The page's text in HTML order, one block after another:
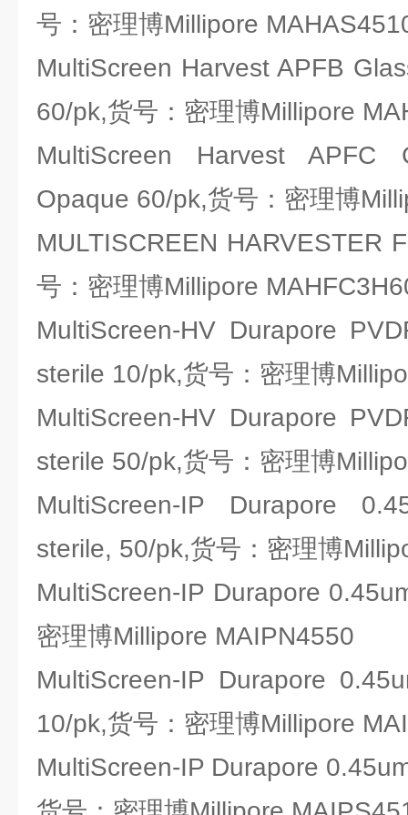
号：密理博Millipore
MultiScreen Harvest APFB
60/pk,货号：密理博Millipore
MultiScreen Harvest APFC
Opaque 60/pk,货号：密理博
MULTISCREEN HARVESTER
号：密理博Millipore
MultiScreen-HV Durapore
sterile 10/pk,货号：密理博
MultiScreen-HV Durapore
sterile 50/pk,货号：密理博
MultiScreen-IP Durapore
sterile, 50/pk,货号：密理博
MultiScreen-IP Durapore
密理博Millipore MAIPN4550
MultiScreen-IP Durapore
10/pk,货号：密理博Millipore
MultiScreen-IP Durapore